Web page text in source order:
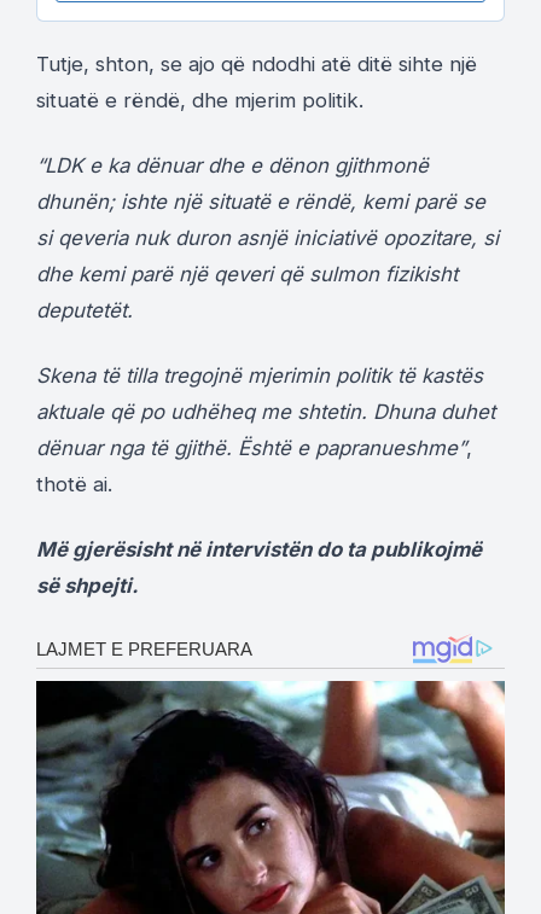
Tutje, shton, se ajo që ndodhi atë ditë sihte një
situatë e rëndë, dhe mjerim politik.
“LDK e ka dënuar dhe e dënon gjithmonë
dhunën; ishte një situatë e rëndë, kemi parë se
si qeveria nuk duron asnjë iniciativë opozitare, si
dhe kemi parë një qeveri që sulmon fizikisht
deputetët.
Skena të tilla tregojnë mjerimin politik të kastës
aktuale që po udhëheq me shtetin. Dhuna duhet
dënuar nga të gjithë. Është e papranueshme”,
thotë ai.
Më gjerësisht në intervistën do ta publikojmë
së shpejti.